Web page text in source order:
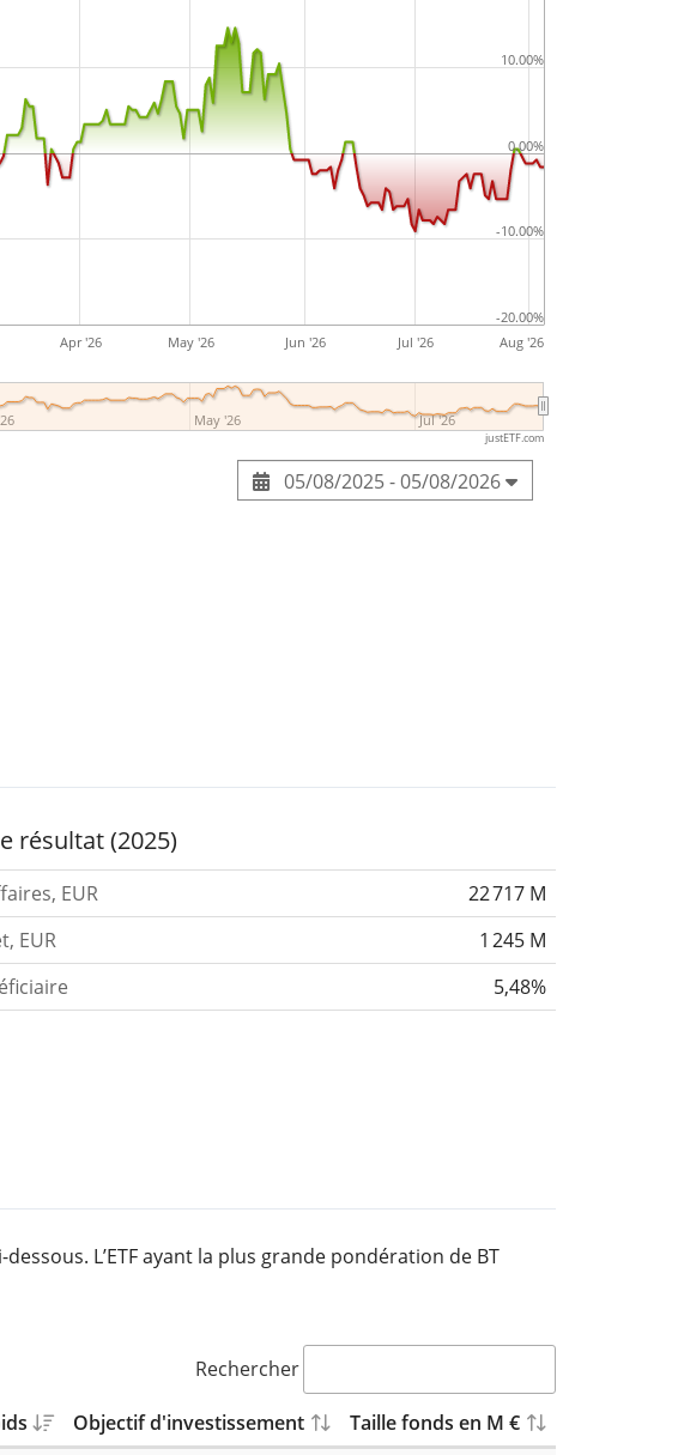
Apr '26 May '26 Jun '26 Jul '26 Aug '26
May '26 Jul '26
-20.00%
-10.00%
0.00%
10.00%
justETF.com
05/08/2025 - 05/08/2026
résultat (2025)
EUR
22 717 M
EUR
1 245 M
5,48%
L’ETF ayant la plus grande pondération de BT
Rechercher
Objectif d'investissement
Taille fonds en M €